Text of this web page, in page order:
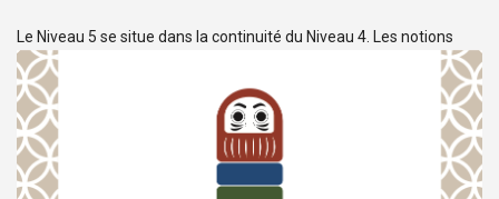
Le Niveau 5 se situe dans la continuité du Niveau 4. Les notions
étudiées permettent aux apprennants de commencer à
développer des compétences professionnelles à l’oral comme à
l’écrit. Le vocabulaire est de plus en plus complet et précis et
l’étude des kanji se poursuit. L’étude des structures syntaxiques
élémentaires s’étant achevé à la fin […]